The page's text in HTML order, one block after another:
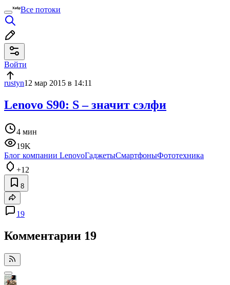
Все потоки
Войти
rustyn12 мар 2015 в 14:11
Lenovo S90: S – значит сэлфи
4 мин
19K
Блог компании LenovoГаджетыСмартфоныФототехника
+12
8
19
Комментарии 19